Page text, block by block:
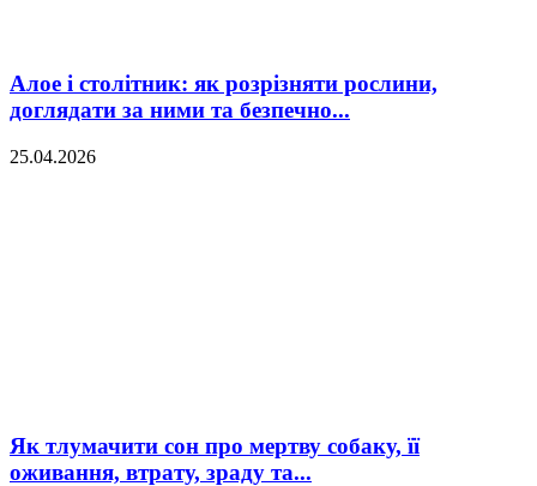
Алое і столітник: як розрізняти рослини,
доглядати за ними та безпечно...
25.04.2026
Як тлумачити сон про мертву собаку, її
оживання, втрату, зраду та...